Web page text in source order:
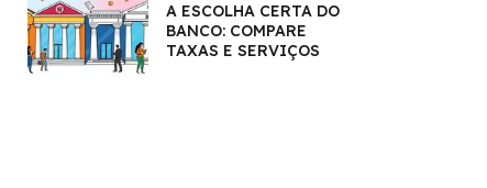
A ESCOLHA CERTA DO
BANCO: COMPARE
TAXAS E SERVIÇOS